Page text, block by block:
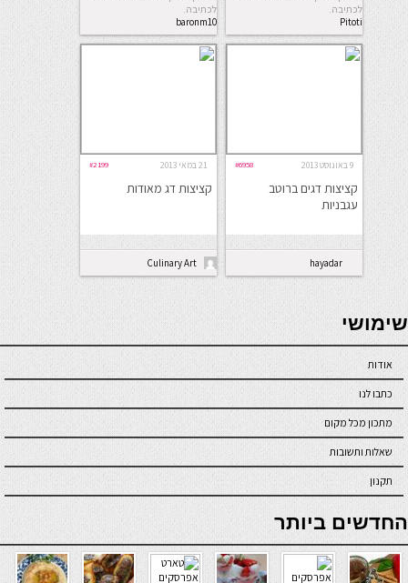
לכתיבה.
Pitoti
לכתיבה.
baronm10
9 באוגוסט 2013 #6958
קציצות דגים ברוטב
עגבניות
hayadar
21 במאי 2013 #2199
קציצות דג מאודות
Culinary Art
seriöse online casinos österreich
שימושי
אודות
כתבו לנו
מתכון מכל מקום
שאלות ותשובות
תקנון
online casino
החדשים ביותר